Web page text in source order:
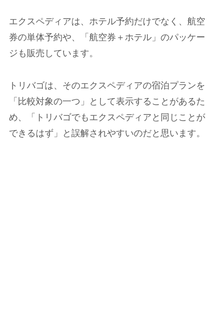
エクスペディアは、ホテル予約だけでなく、航空
券の単体予約や、「航空券＋ホテル」のパッケー
ジも販売しています。
トリバゴは、そのエクスペディアの宿泊プランを
「比較対象の一つ」として表示することがあるた
め、「トリバゴでもエクスペディアと同じことが
できるはず」と誤解されやすいのだと思います。